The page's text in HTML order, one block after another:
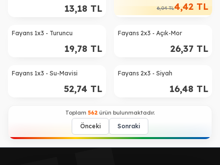
13,18 TL 6,04TL4,42 TL
Fayans 1x3 - Turuncu
19,78 TL
Fayans 2x3 - Açık-Mor
26,37 TL
Fayans 1x3 - Su-Mavisi
52,74 TL
Fayans 2x3 - Siyah
16,48 TL
Toplam 562 ürün bulunmaktadır.
Önceki Sonraki